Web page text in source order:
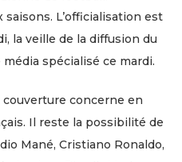
saisons. L’officialisation est
la veille de la diffusion du
spécialisé ce mardi.
concerne en
Il reste la possibilité de
Mané, Cristiano Ronaldo,